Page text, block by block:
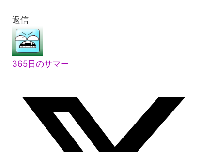
返信
365日のサマー